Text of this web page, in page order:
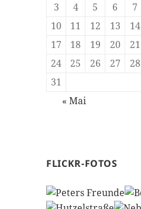
3
4 5 6 7
10
11 12 13 14
17
18 19 20 21
24
25 26 27 28
31
« Mai
FLICKR-FOTOS